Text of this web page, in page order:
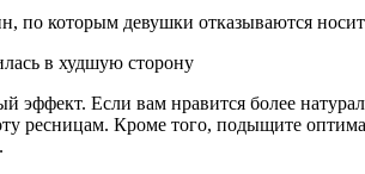
по которым девушки отказываются
в худшую сторону
эффект. Если вам нравится более
ресницам. Кроме того, подыщите